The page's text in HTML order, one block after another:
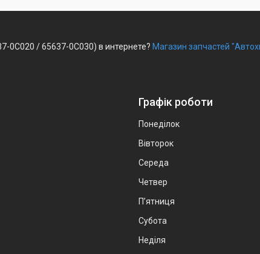
0C020 / 65637-0C030) в интернете? Магазин запчастей
Графік роботи
Понеділок
Вівторок
Середа
Четвер
Пʼятниця
Субота
Неділя